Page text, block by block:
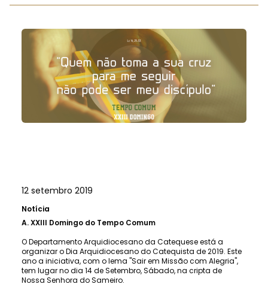
12 setembro 2019
Notícia
A.XXIII Domingo do Tempo Comum
O Departamento Arquidiocesano da Catequese está a
organizar o Dia Arquidiocesano do Catequista de 2019. Este
ano a iniciativa, com o lema "Sair em Missão com Alegria",
tem lugar no dia 14 de Setembro, Sábado, na cripta de
Nossa Senhora do Sameiro.